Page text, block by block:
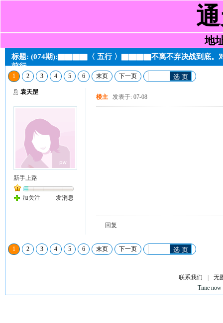
地
标题: (074期):▇▇▇▇〈 五行 〉▇▇▇▇不离不弃决战到底。对
前行
1 2 3 4 5 6 末页 下一页 选 页
袁天罡
新手上路
加关注 发消息
楼主 发表于: 07-08
回复
1 2 3 4 5 6 末页 下一页 选 页
联系我们
无
Time now